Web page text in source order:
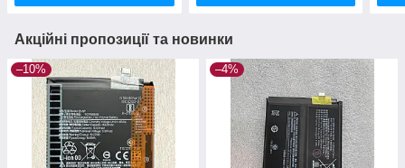
Акційні пропозиції та новинки
–10% –4%